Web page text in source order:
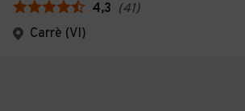
4,3 (41)
Carrè (VI)